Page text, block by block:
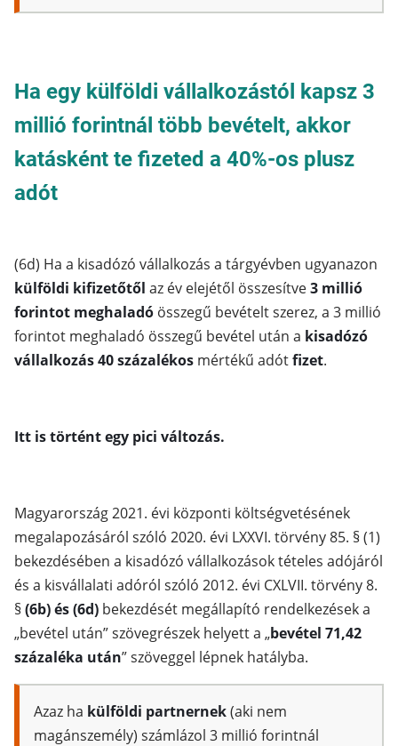
Ha egy külföldi vállalkozástól kapsz 3
millió forintnál több bevételt, akkor
katásként te fizeted a 40%-os plusz
adót
(6d) Ha a kisadózó vállalkozás a tárgyévben ugyanazon
külföldi kifizetőtől az év elejétől összesítve3 millió
forintot meghaladó összegű bevételt szerez, a 3 millió
forintot meghaladó összegű bevétel után a kisadózó
vállalkozás 40 százalékos mértékű adótfizet.
Itt is történt egy pici változás.
Magyarország 2021. évi központi költségvetésének
megalapozásáról szóló 2020. évi LXXVI. törvény 85. § (1)
bekezdésében a kisadózó vállalkozások tételes adójáról
és a kisvállalati adóról szóló 2012. évi CXLVII. törvény 8.
§(6b) és (6d) bekezdését megállapító rendelkezések a
„bevétel után” szövegrészek helyett a „bevétel 71,42
százaléka után” szöveggel lépnek hatályba.
Azaz ha külföldi partnernek(aki nem
magánszemély) számlázol 3 millió forintnál